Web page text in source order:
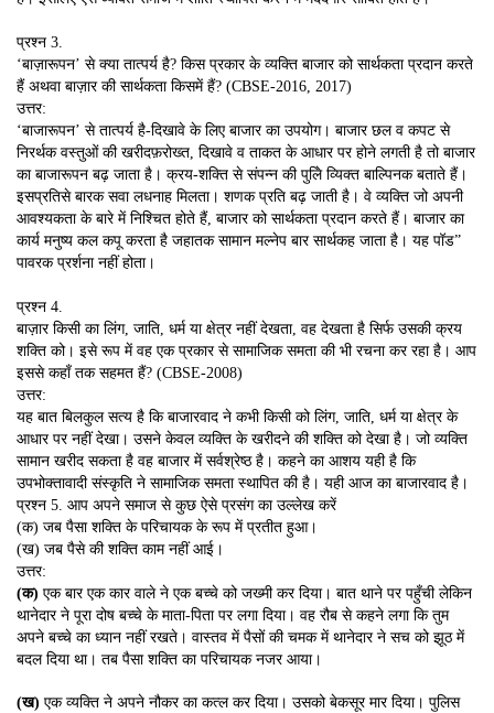
प्रश्न 3.
‘बाज़ारूपन’ से क्या तात्पर्य है? किस प्रकार के व्यक्ति बाजार को सार्थकता प्रदान करते
हैं अथवा बाज़ार की सार्थकता किसमें हैं? (CBSE-2016, 2017)
उत्तर:
‘बाजारूपन’ से तात्पर्य है-दिखावे के लिए बाजार का उपयोग। बाजार छल व कपट से
निरर्थक वस्तुओं की खरीदफ़रोख्त, दिखावे व ताकत के आधार पर होने लगती है तो बाजार
का बाजारूपन बढ़ जाता है। क्रय-शक्ति से संपन्न की पुलेि व्यिक्त बाल्पिनक बताते हैं।
इसप्रतिसे बारक सवा लधनाह मिलता। शणक प्रति बढ़ जाती है। वे व्यक्ति जो अपनी
आवश्यकता के बारे में निश्चित होते हैं, बाजार को सार्थकता प्रदान करते हैं। बाजार का
कार्य मनुष्य कल कपू करता है जहातक सामान मल्नेप बार सार्थकह जाता है। यह पॉड”
पावरक प्रर्शना नहीं होता।
प्रश्न 4.
बाज़ार किसी का लिंग, जाति, धर्म या क्षेत्र नहीं देखता, वह देखता है सिर्फ उसकी क्रय
शक्ति को। इसे रूप में वह एक प्रकार से सामाजिक समता की भी रचना कर रहा है। आप
इससे कहाँ तक सहमत हैं? (CBSE-2008)
उत्तर:
यह बात बिलकुल सत्य है कि बाजारवाद ने कभी किसी को लिंग, जाति, धर्म या क्षेत्र के
आधार पर नहीं देखा। उसने केवल व्यक्ति के खरीदने की शक्ति को देखा है। जो व्यक्ति
सामान खरीद सकता है वह बाजार में सर्वश्रेष्ठ है। कहने का आशय यही है कि
उपभोक्तावादी संस्कृति ने सामाजिक समता स्थापित की है। यही आज का बाजारवाद है।
प्रश्न 5. आप अपने समाज से कुछ ऐसे प्रसंग का उल्लेख करें
(क) जब पैसा शक्ति के परिचायक के रूप में प्रतीत हुआ।
(ख) जब पैसे की शक्ति काम नहीं आई।
उत्तर:
(क) एक बार एक कार वाले ने एक बच्चे को जख्मी कर दिया। बात थाने पर पहुँची लेकिन
थानेदार ने पूरा दोष बच्चे के माता-पिता पर लगा दिया। वह रौब से कहने लगा कि तुम
अपने बच्चे का ध्यान नहीं रखते। वास्तव में पैसों की चमक में थानेदार ने सच को झूठ में
बदल दिया था। तब पैसा शक्ति का परिचायक नजर आया।
(ख) एक व्यक्ति ने अपने नौकर का कत्ल कर दिया। उसको बेकसूर मार दिया। पुलिस